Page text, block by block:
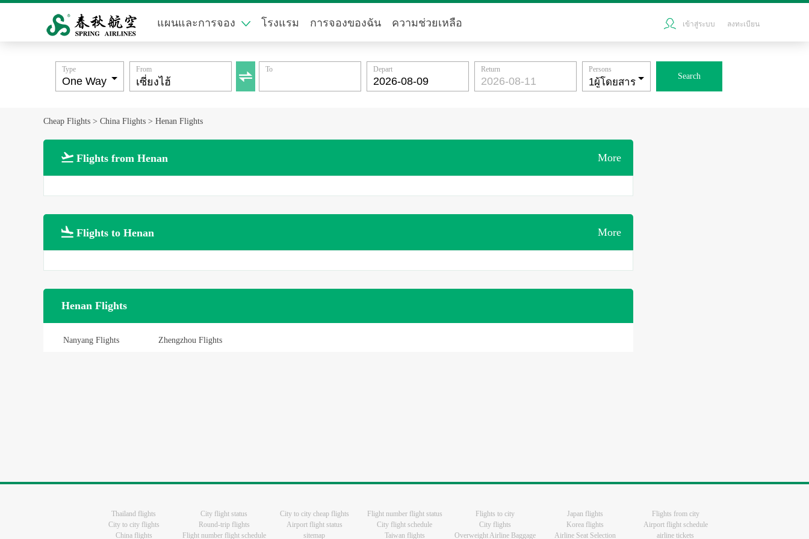
แผนและการจอง โรงแรม การจองของฉัน ความช่วยเหลือ เข้าสู่ระบบ ลงทะเบียน

Type From To Depart Return Persons
Search
Cheap Flights > China Flights > Henan Flights
 Flights from Henan More
 Flights to Henan More
Henan Flights
Nanyang Flights Zhengzhou Flights
Thailand flights City flight status City to city cheap flights Flight number flight status Flights to city Japan flights
Flights from city
City to city flights
Round-trip flights Airport flight status City flight schedule City flights Korea flights
Airport flight schedule
China flights
Flight number flight schedule sitemap Taiwan flights Overweight Airline Baggage Airline Seat Selection airline tickets